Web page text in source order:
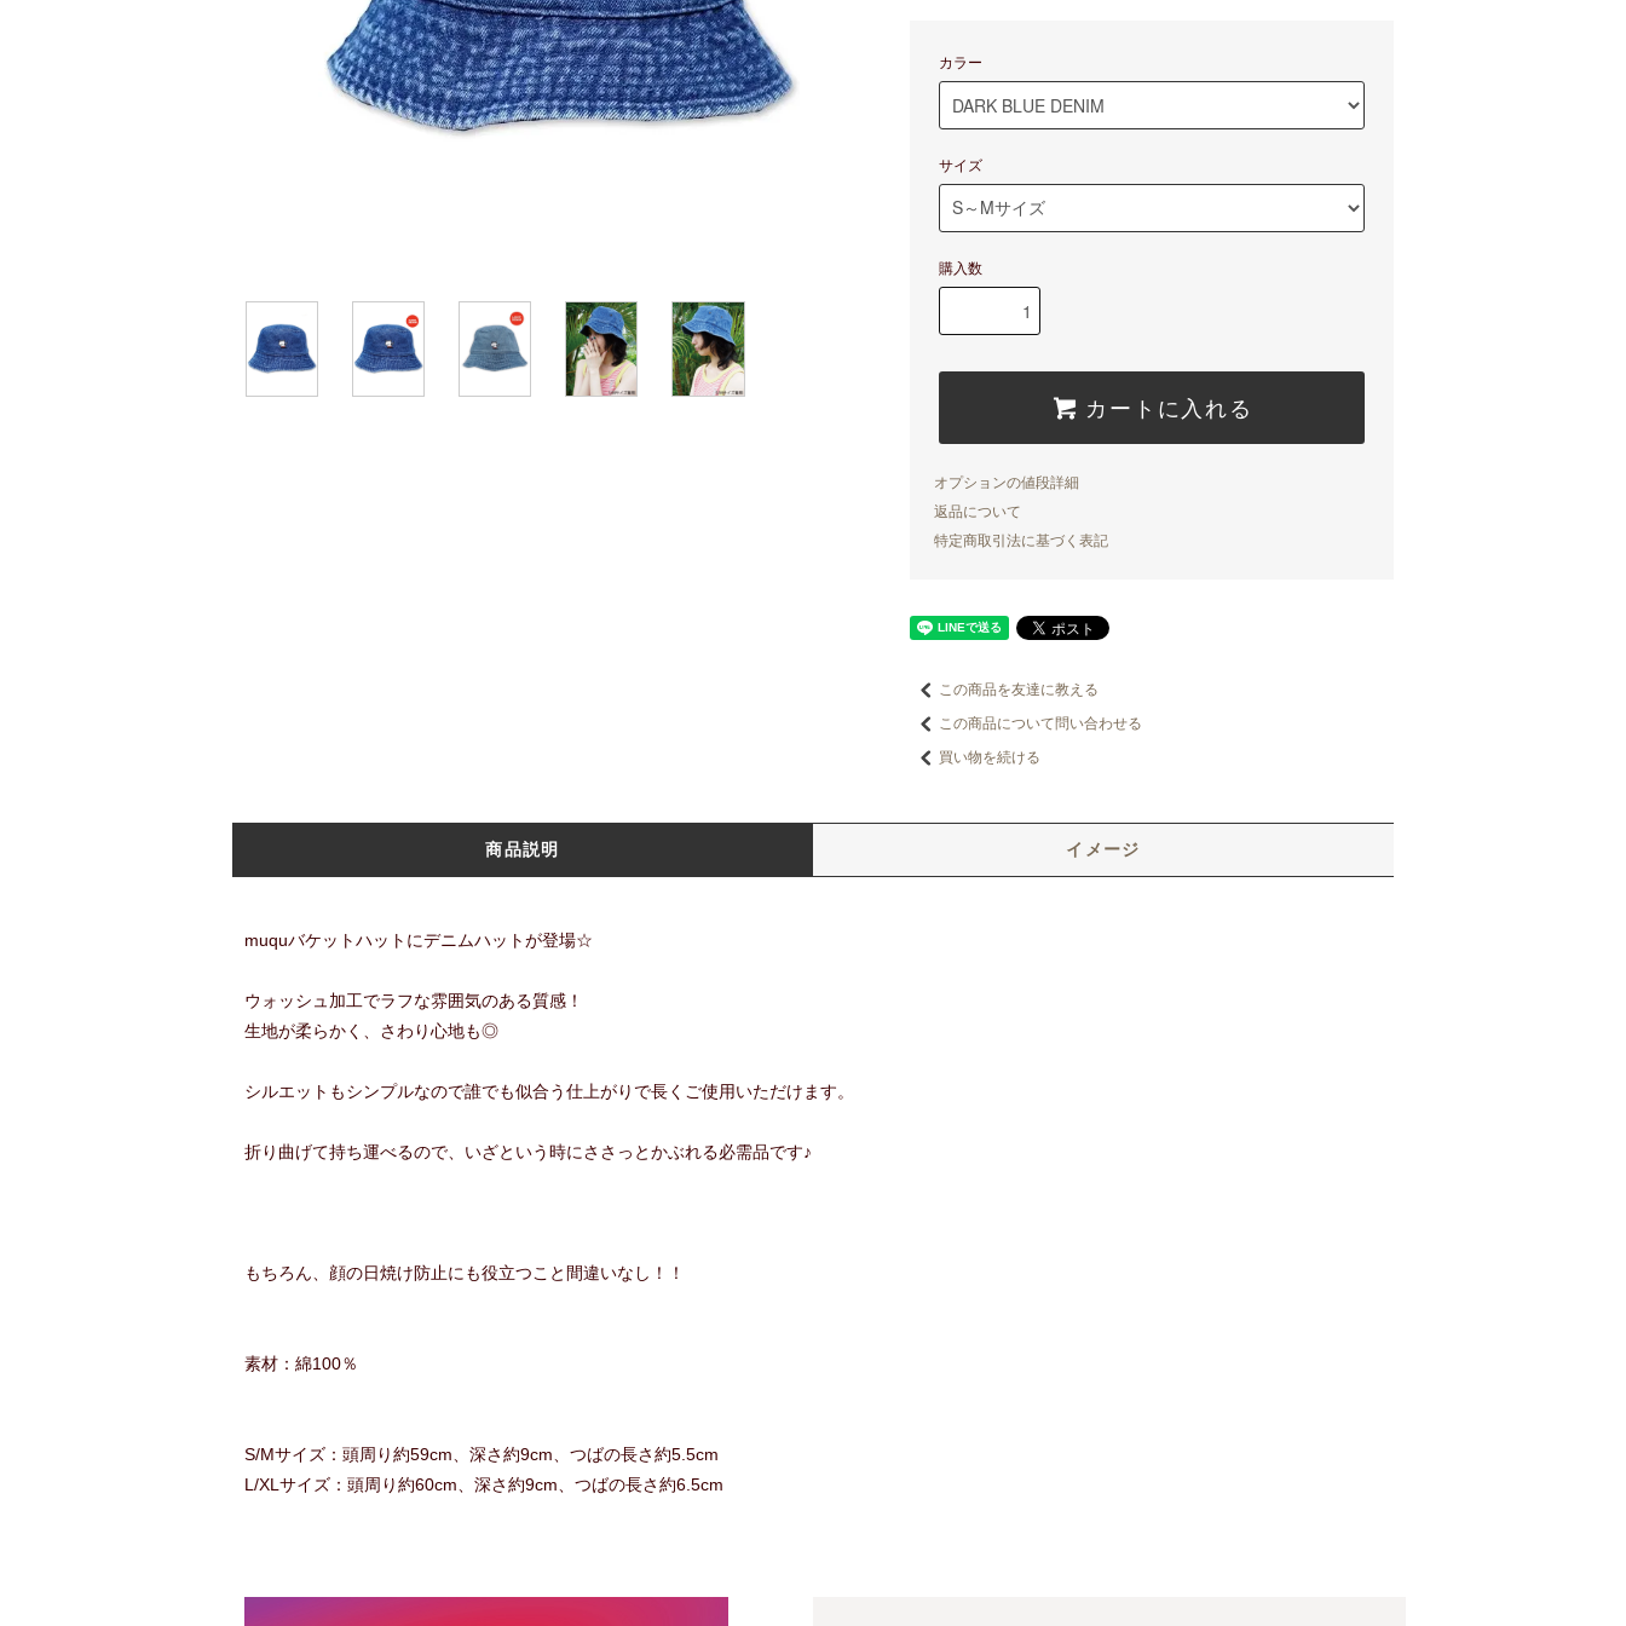
カラー
サイズ
購入数
カートに入れる
オプションの値段詳細
返品について
特定商取引法に基づく表記
この商品を友達に教える
この商品について問い合わせる
買い物を続ける
商品説明 イメージ
muquバケットハットにデニムハットが登場☆
ウォッシュ加工でラフな雰囲気のある質感！
生地が柔らかく、さわり心地も◎
シルエットもシンプルなので誰でも似合う仕上がりで長くご使用いただけます。
折り曲げて持ち運べるので、いざという時にささっとかぶれる必需品です♪
もちろん、顔の日焼け防止にも役立つこと間違いなし！！
素材：綿100％
S/Mサイズ：頭周り約59cm、深さ約9cm、つばの長さ約5.5cm
L/XLサイズ：頭周り約60cm、深さ約9cm、つばの長さ約6.5cm